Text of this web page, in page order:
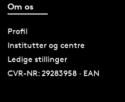
Om os
Profil
Institutter og centre
Ledige stillinger
CVR-NR: 29283958 · EAN